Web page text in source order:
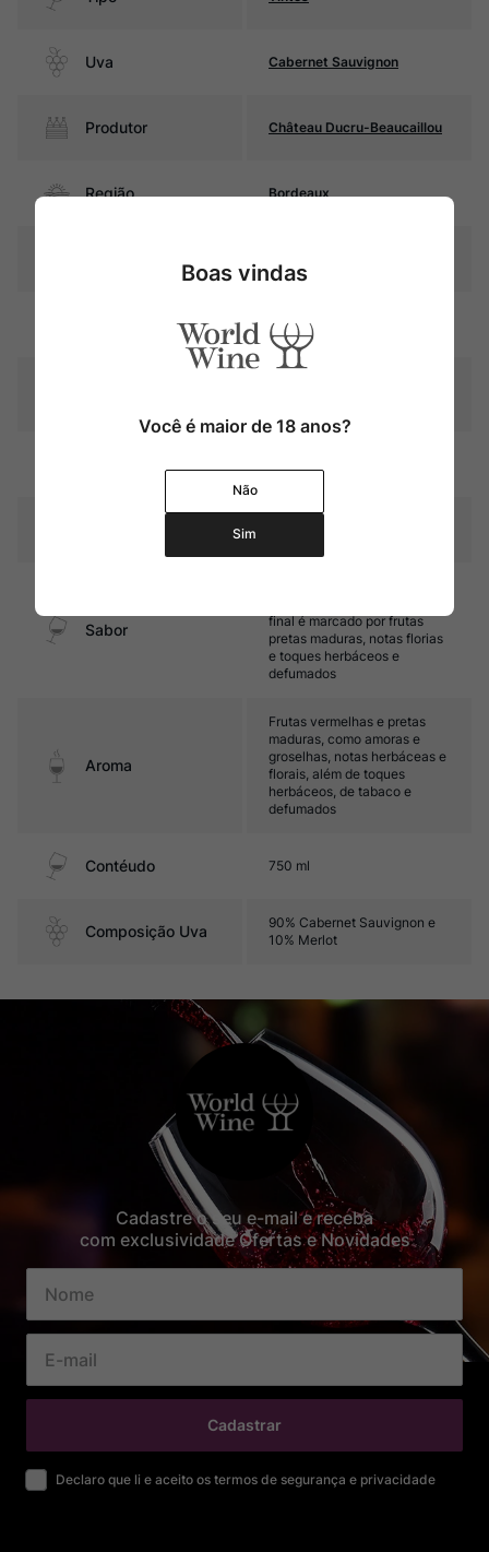
Uva Cabernet Sauvignon
Produtor Château Ducru-Beaucaillou
Região Bordeaux
violáceos
de carvalho
Sabor
final é marcado por frutas
pretas maduras, notas florias
e toques herbáceos e
defumados
Aroma
Frutas vermelhas e pretas
maduras, como amoras e
groselhas, notas herbáceas e
florais, além de toques
herbáceos, de tabaco e
defumados
Contéudo 750 ml
Composição Uva
90% Cabernet Sauvignon e
10% Merlot
Cadastre o seu e-mail e receba
com exclusividade Ofertas e Novidades
Cadastrar
Declaro que li e aceito os termos de segurança e privacidade
Boas vindas
Você é maior de 18 anos?
Não
Sim